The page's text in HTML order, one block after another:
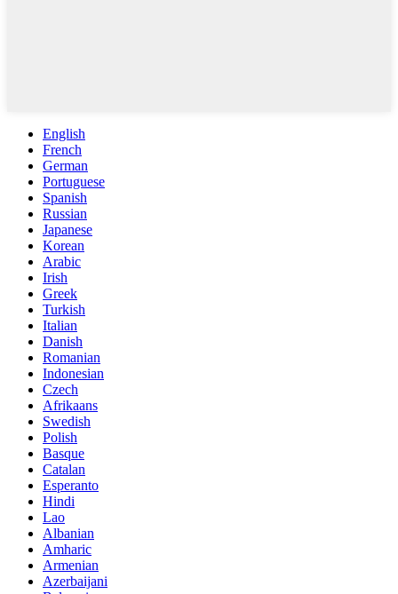
English
French
German
Portuguese
Spanish
Russian
Japanese
Korean
Arabic
Irish
Greek
Turkish
Italian
Danish
Romanian
Indonesian
Czech
Afrikaans
Swedish
Polish
Basque
Catalan
Esperanto
Hindi
Lao
Albanian
Amharic
Armenian
Azerbaijani